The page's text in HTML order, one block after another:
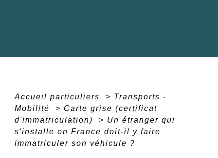
Accueil particuliers > Transports -
Mobilité
> Carte grise (certificat
d'immatriculation)
> Un étranger qui
s'installe en France doit-il y faire
immatriculer son véhicule ?